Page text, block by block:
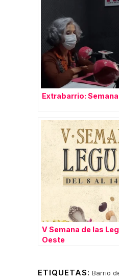
Extrabarrio:
V Semana de las
Oeste
ETIQUETAS: Barrio